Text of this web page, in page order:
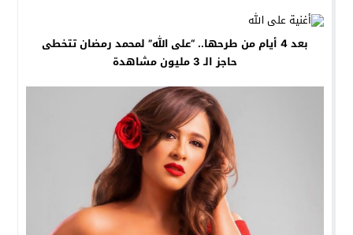
بعد 4 أيام من طرحها.. “على الله” لمحمد رمضان تتخطى
حاجز الـ 3 مليون مشاهدة